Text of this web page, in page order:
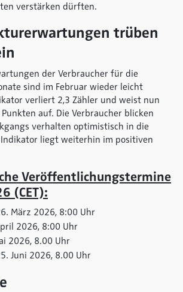
verstärken dürften.
trüben
der Verbraucher für die
sind im Februar wieder leicht
verliert 2,3 Zähler und weist nun
auf. Die Verbraucher blicken
verhalten optimistisch in die
liegt weiterhin im positiven
Veröffentlichungstermine
(CET):
März 2026, 8:00 Uhr
2026, 8:00 Uhr
2026, 8.00 Uhr
Juni 2026, 8.00 Uhr